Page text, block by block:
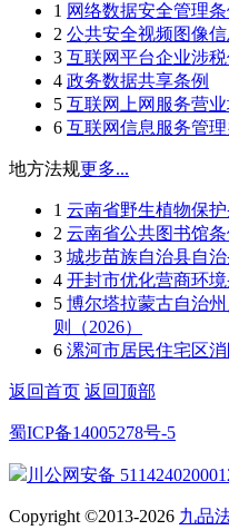
1 网络数据安全管理条
2 公共安全视频图像信
3 互联网平台企业涉
4 政务数据共享条例
5 互联网上网服务营业
6 互联网信息服务管理
地方法规更多...
1 云南省野生植物保护
2 云南省公共图书馆条
3 城步苗族自治县自治
4 开封市优化营商环境
5 博尔塔拉蒙古自治
则（2026）
6 漯河市居民住宅区消
返回首页 返回顶部
蜀ICP备14005278号-5
川公网安备
Copyright ©2013-2026 九品